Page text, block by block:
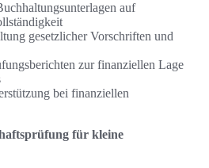
auf
gesetzlicher Vorschriften und
zur finanziellen Lage
bei finanziellen
für kleine